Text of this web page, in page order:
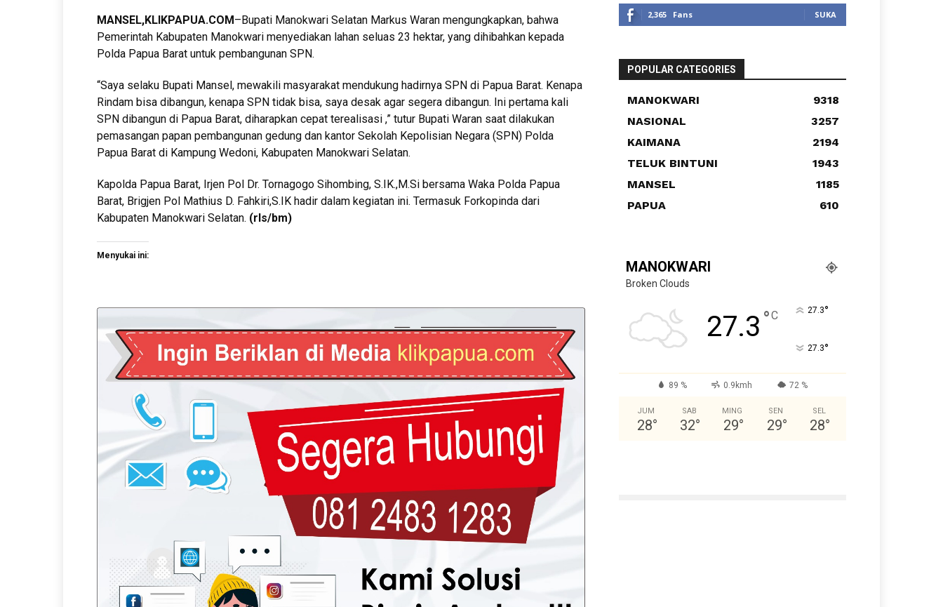
MANSEL,KLIKPAPUA.COM–Bupati Manokwari Selatan Markus Waran mengungkapkan, bahwa
Pemerintah Kabupaten Manokwari menyediakan lahan seluas 23 hektar, yang dihibahkan kepada
Polda Papua Barat untuk pembangunan SPN.
“Saya selaku Bupati Mansel, mewakili masyarakat mendukung hadirnya SPN di Papua Barat. Kenapa
Rindam bisa dibangun, kenapa SPN tidak bisa, saya desak agar segera dibangun. Ini pertama kali
SPN dibangun di Papua Barat, diharapkan cepat terealisasi ,” tutur Bupati Waran saat dilakukan
pemasangan papan pembangunan gedung dan kantor Sekolah Kepolisian Negara (SPN) Polda
Papua Barat di Kampung Wedoni, Kabupaten Manokwari Selatan.
Kapolda Papua Barat, Irjen Pol Dr. Tornagogo Sihombing, S.IK.,M.Si bersama Waka Polda Papua
Barat, Brigjen Pol Mathius D. Fahkiri,S.IK hadir dalam kegiatan ini. Termasuk Forkopinda dari
Kabupaten Manokwari Selatan. (rls/bm)
Menyukai ini:
2,365 Fans SUKA
POPULAR CATEGORIES
MANOKWARI
9318
NASIONAL
3257
KAIMANA
2194
TELUK BINTUNI
1943
MANSEL
1185
PAPUA
610
MANOKWARI
Broken Clouds
27.3 °C 27.3°
27.3°
89 % 0.9kmh 72 %
JUM
28°
SAB
32°
MING
29°
SEN
29°
SEL
28°